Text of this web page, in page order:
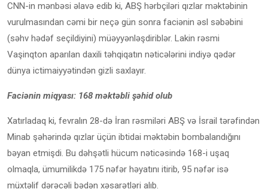
CNN-in mənbəsi əlavə edib ki, ABŞ hərbçiləri qızlar məktəbinin
vurulmasından cəmi bir neçə gün sonra faciənin əsl səbəbini
(səhv hədəf seçildiyini) müəyyənləşdiriblər. Lakin rəsmi
Vaşinqton aparılan daxili təhqiqatın nəticələrini indiyə qədər
dünya ictimaiyyətindən gizli saxlayır.
Faciənin miqyası: 168 məktəbli şəhid olub
Xatırladaq ki, fevralın 28-də İran rəsmiləri ABŞ və İsrail tərəfindən
Minab şəhərində qızlar üçün ibtidai məktəbin bombalandığını
bəyan etmişdi. Bu dəhşətli hücum nəticəsində 168-i uşaq
olmaqla, ümumilikdə 175 nəfər həyatını itirib, 95 nəfər isə
müxtəlif dərəcəli bədən xəsarətləri alıb.